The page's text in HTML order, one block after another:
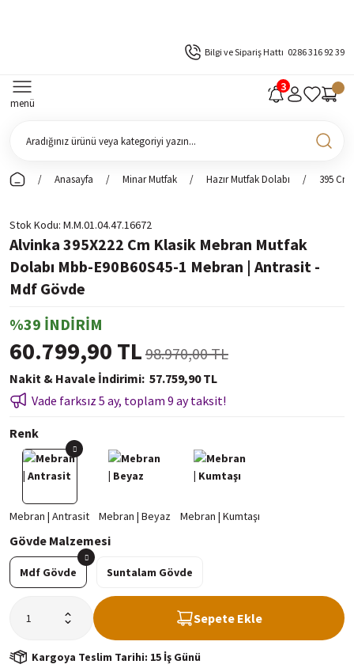
Bilgi ve Sipariş Hattı 0286 316 92 39
menü
Anasayfa Minar Mutfak Hazır Mutfak Dolabı 395 Cm
Stok Kodu M.M.01.04.47.16672
Alvinka 395X222 Cm Klasik Mebran Mutfak
Dolabı Mbb-E90B60S45-1 Mebran | Antrasit -
Mdf Gövde
%39 İNDİRİM
60.799,90 TL 98.970,00 TL
Nakit & Havale İndirimi 57.759,90 TL
Vade farksız 5 ay, toplam 9 ay taksit!
Renk
Gövde Malzemesi
Mdf Gövde Suntalam Gövde
Sepete Ekle
Kargoya Teslim Tarihi: 15 İş Günü